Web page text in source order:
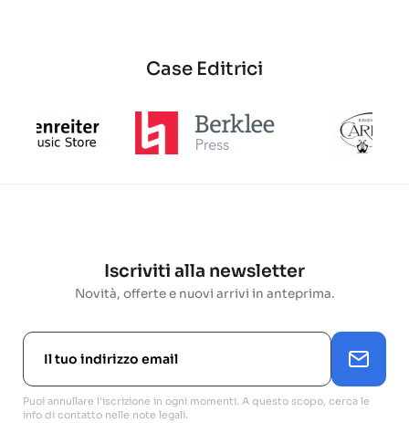
Case Editrici
Iscriviti alla newsletter
Novità, offerte e nuovi arrivi in anteprima.
Puoi annullare l'iscrizione in ogni momenti. A questo scopo, cerca le
info di contatto nelle note legali.